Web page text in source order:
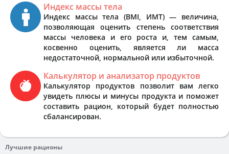
Индекс массы тела
Индекс массы тела (BMI, ИМТ) — величина,
позволяющая оценить степень соответствия
массы человека и его роста и, тем самым,
косвенно оценить, является ли масса
недостаточной, нормальной или избыточной.
Калькулятор и анализатор продуктов
Калькулятор продуктов позволит вам легко
увидеть плюсы и минусы продукта и поможет
составить рацион, который будет полностью
сбалансирован.
Лучшие рационы